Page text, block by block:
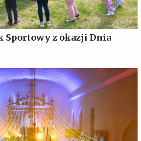
Sportowy z okazji Dnia